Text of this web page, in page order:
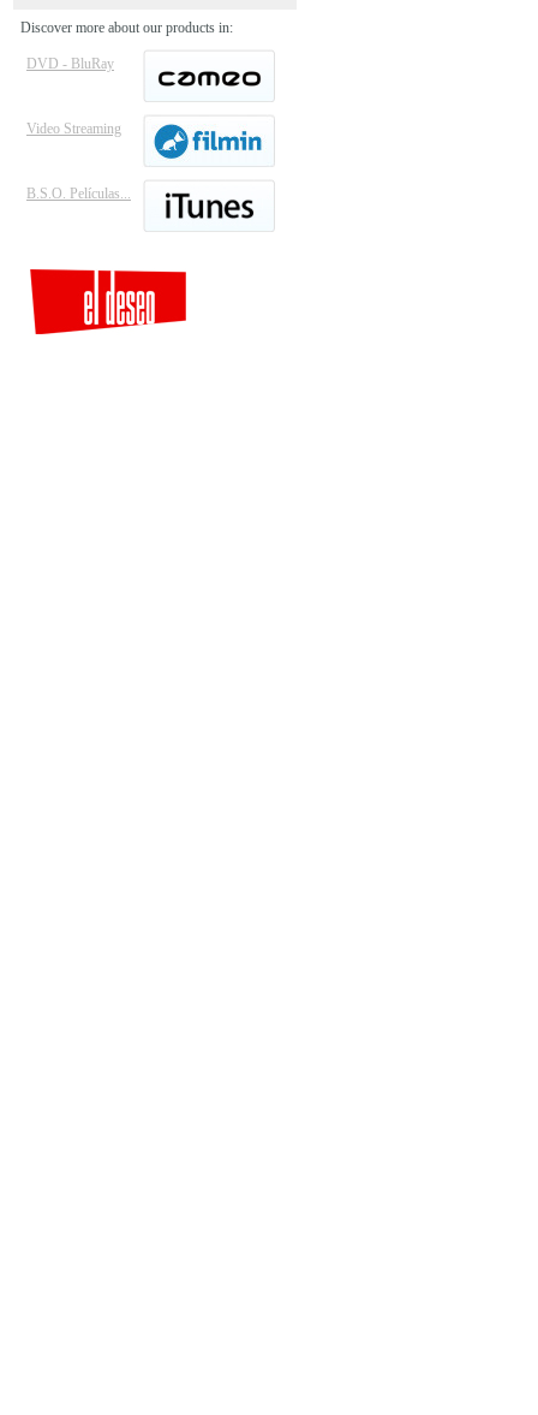
Discover more about our products in:
DVD - BluRay
Video Streaming
B.S.O. Películas...